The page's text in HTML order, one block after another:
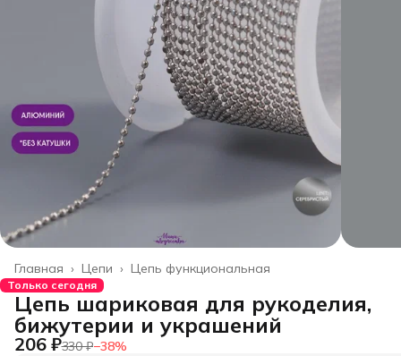
Цепь функциональная
Цепи ›
Главная ›
Только сегодня
Цепь шариковая для рукоделия,
бижутерии и украшений
206 ₽330 ₽−38%